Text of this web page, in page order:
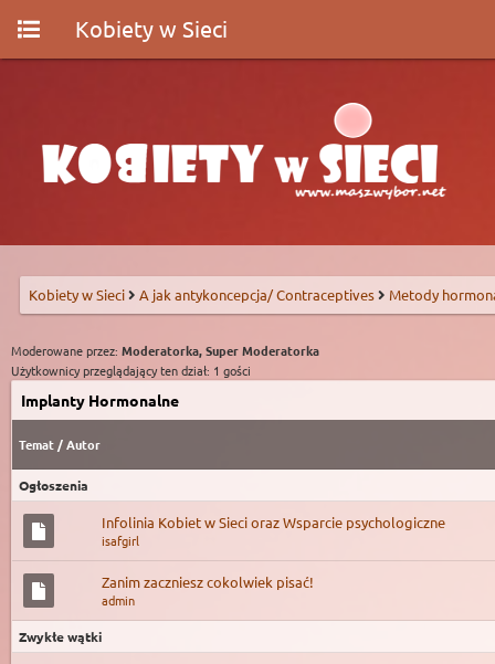
Kobiety w Sieci
Kobiety w Sieci A jak antykoncepcja/ Contraceptives Metody
Moderowane przez: Moderatorka, Super Moderatorka
Użytkownicy przeglądający ten dział: 1 gości
Implanty Hormonalne
Temat /Autor
Ogłoszenia
Infolinia Kobiet w Sieci oraz Wsparcie psychologiczne
isafgirl
Zanim zaczniesz cokolwiek pisać!
admin
Zwykłe wątki